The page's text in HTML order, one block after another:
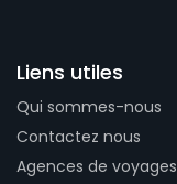
Liens utiles
Qui sommes-nous
Contactez nous
Agences de voyages